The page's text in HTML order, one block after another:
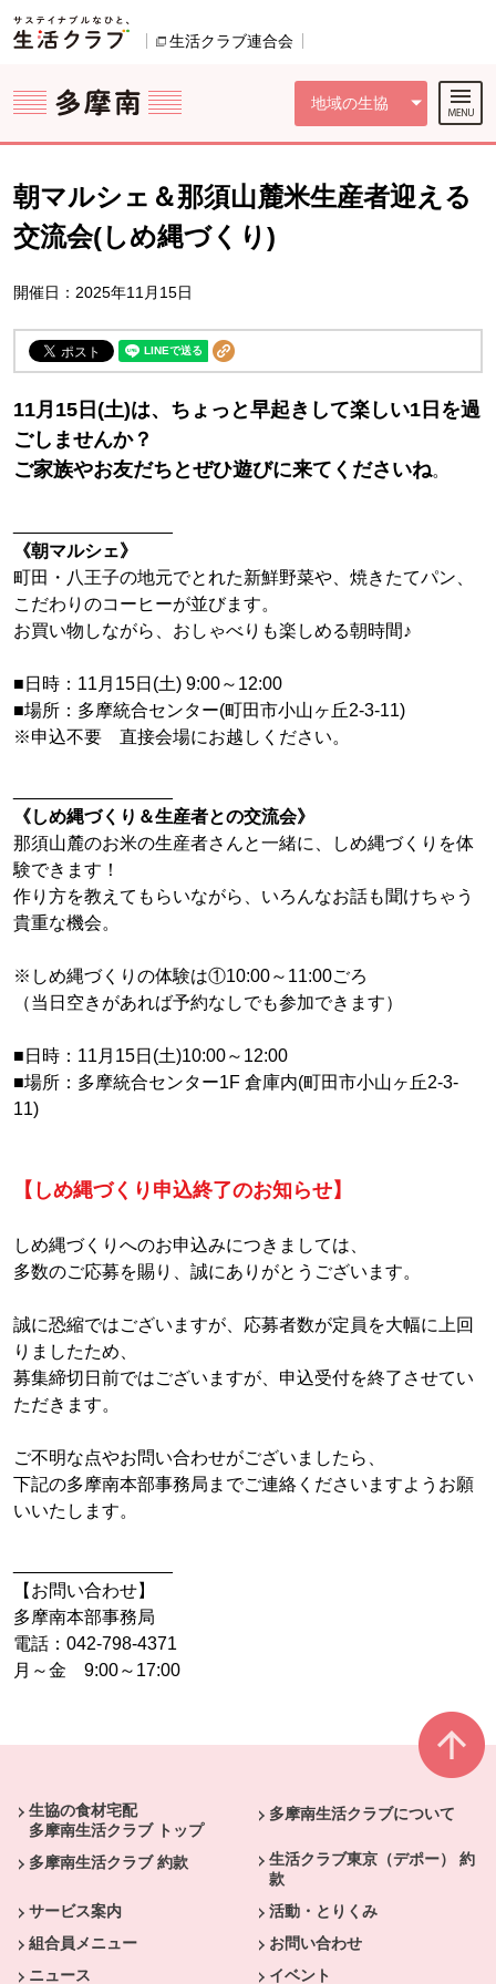
ページの先頭です。
生活クラブ連合会
地域の生協
ここからサイト内共通メニューです。
サイト内共通メニューをスキップする
サイト内共通メニューここまで。
朝マルシェ＆那須山麓米生産者迎える
交流会(しめ縄づくり)
開催日：2025年11月15日
11月15日(土)は、ちょっと早起きして楽しい1日を過
ごしませんか？
ご家族やお友だちとぜひ遊びに来てくださいね。
《朝マルシェ》
町田・八王子の地元でとれた新鮮野菜や、焼きたてパン、
こだわりのコーヒーが並びます。
お買い物しながら、おしゃべりも楽しめる朝時間♪
■日時：11月15日(土) 9:00～12:00
■場所：多摩統合センター(町田市小山ヶ丘2-3-11)
※申込不要 直接会場にお越しください。
《しめ縄づくり＆生産者との交流会》
那須山麓のお米の生産者さんと一緒に、しめ縄づくりを体
験できます！
作り方を教えてもらいながら、いろんなお話も聞けちゃう
貴重な機会。
※しめ縄づくりの体験は①10:00～11:00ごろ
（当日空きがあれば予約なしでも参加できます）
■日時：11月15日(土)10:00～12:00
■場所：多摩統合センター1F 倉庫内(町田市小山ヶ丘2-3-
11)
【しめ縄づくり申込終了のお知らせ】
しめ縄づくりへのお申込みにつきましては、
多数のご応募を賜り、誠にありがとうございます。
誠に恐縮ではございますが、応募者数が定員を大幅に上回
りましたため、
募集締切日前ではございますが、申込受付を終了させてい
ただきます。
ご不明な点やお問い合わせがございましたら、
下記の多摩南本部事務局までご連絡くださいますようお願
いいたします。
【お問い合わせ】
多摩南本部事務局
電話：042-798-4371
月～金 9:00～17:00
生協の食材宅配
多摩南生活クラブ トップ
多摩南生活クラブについて
多摩南生活クラブ 約款
生活クラブ東京（デポー） 約
款
サービス案内
活動・とりくみ
組合員メニュー
お問い合わせ
ニュース
イベント